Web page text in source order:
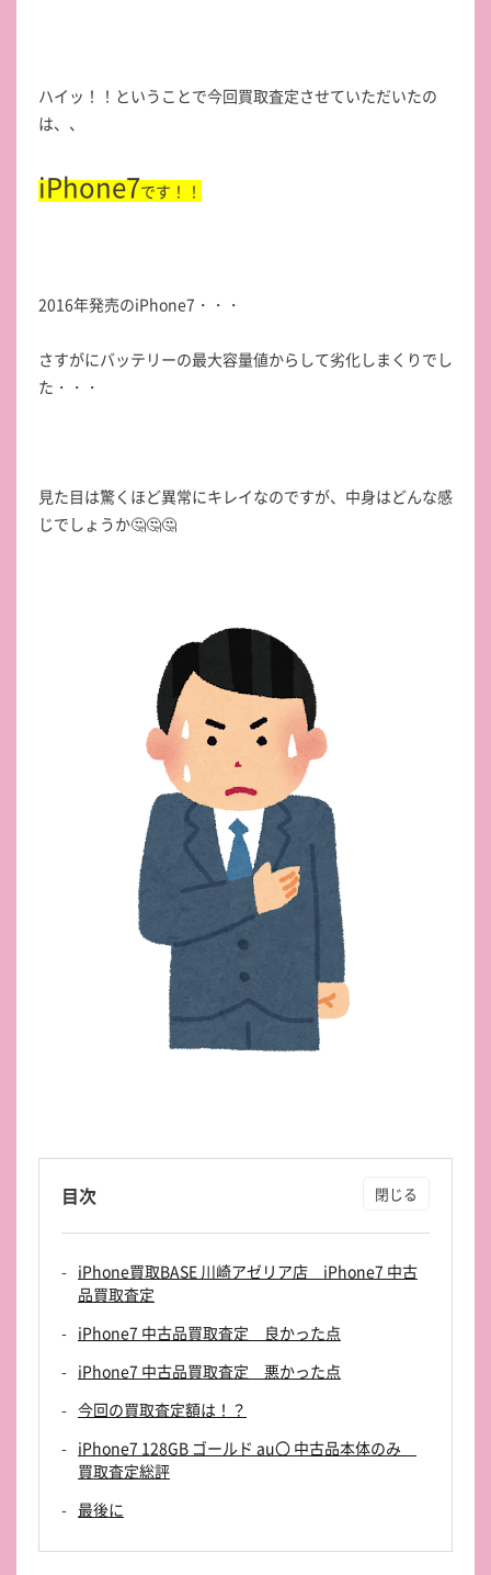
ハイッ！！ということで今回買取査定させていただいたの
は、、
iPhone7です！！
2016年発売のiPhone7・・・
さすがにバッテリーの最大容量値からして劣化しまくりでし
た・・・
見た目は驚くほど異常にキレイなのですが、中身はどんな感
じでしょうか🤔🤔🤔
目次
iPhone買取BASE 川崎アゼリア店 iPhone7 中古
品買取査定
iPhone7 中古品買取査定 良かった点
iPhone7 中古品買取査定 悪かった点
今回の買取査定額は！？
iPhone7 128GB ゴールド au〇 中古品本体のみ
買取査定総評
最後に